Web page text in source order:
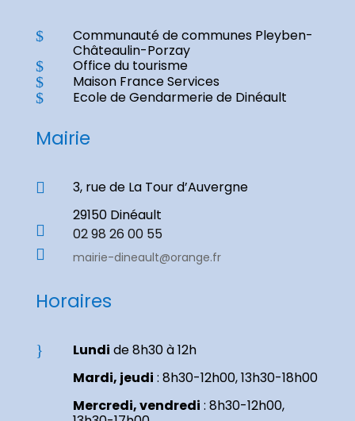
$
Communauté de communes Pleyben-
Châteaulin-Porzay
$ Office du tourisme
$ Maison France Services
$ Ecole de Gendarmerie de Dinéault
Mairie

3, rue de La Tour d’Auvergne
29150 Dinéault
 02 98 26 00 55
 mairie-dineault@orange.fr
Horaires
} Lundi de 8h30 à 12h
Mardi, jeudi : 8h30-12h00, 13h30-18h00
Mercredi, vendredi : 8h30-12h00,